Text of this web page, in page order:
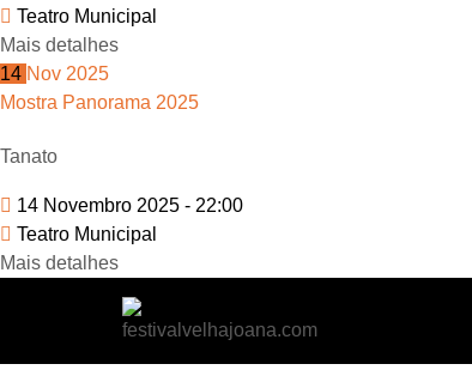
Teatro Municipal
Mais detalhes
14 Nov 2025
Mostra Panorama 2025
Tanato
14 Novembro 2025 - 22:00
Teatro Municipal
Mais detalhes